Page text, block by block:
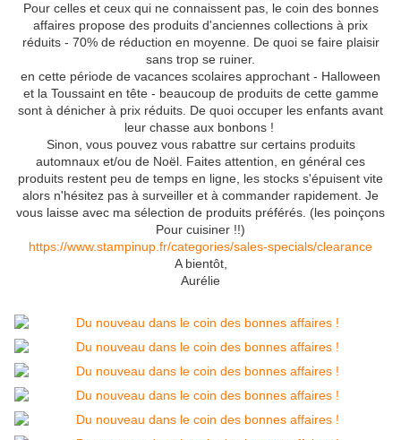
Pour celles et ceux qui ne connaissent pas, le coin des bonnes
affaires propose des produits d'anciennes collections à prix
réduits - 70% de réduction en moyenne. De quoi se faire plaisir
sans trop se ruiner.
en cette période de vacances scolaires approchant - Halloween
et la Toussaint en tête - beaucoup de produits de cette gamme
sont à dénicher à prix réduits. De quoi occuper les enfants avant
leur chasse aux bonbons !
Sinon, vous pouvez vous rabattre sur certains produits
automnaux et/ou de Noël. Faites attention, en général ces
produits restent peu de temps en ligne, les stocks s'épuisent vite
alors n'hésitez pas à surveiller et à commander rapidement. Je
vous laisse avec ma sélection de produits préférés. (les poinçons
Pour cuisiner !!)
https://www.stampinup.fr/categories/sales-specials/clearance
A bientôt,
Aurélie